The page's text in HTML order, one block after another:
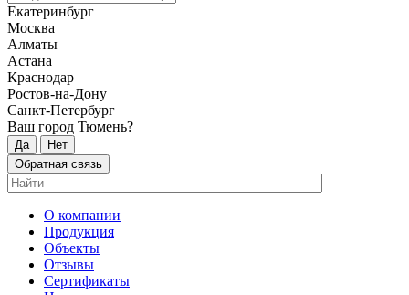
Екатеринбург
Москва
Алматы
Астана
Краснодар
Ростов-на-Дону
Санкт-Петербург
Ваш город Тюмень?
Да
Нет
Обратная связь
О компании
Продукция
Объекты
Отзывы
Сертификаты